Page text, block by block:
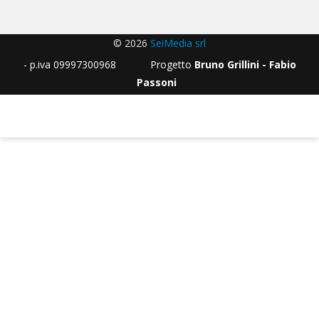
© 2026 SeiMedia srl
- p.iva 09997300968 Progetto Bruno Grillini - Fabio
Passoni